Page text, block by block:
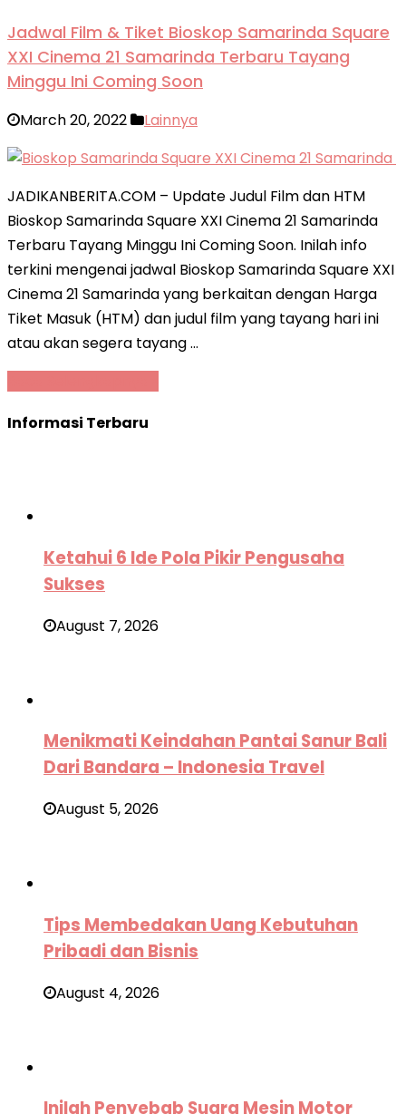
Jadwal Film & Tiket Bioskop Samarinda Square
XXI Cinema 21 Samarinda Terbaru Tayang
Minggu Ini Coming Soon
March 20, 2022 Lainnya
JADIKANBERITA.COM – Update Judul Film dan HTM
Bioskop Samarinda Square XXI Cinema 21 Samarinda
Terbaru Tayang Minggu Ini Coming Soon. Inilah info
terkini mengenai jadwal Bioskop Samarinda Square XXI
Cinema 21 Samarinda yang berkaitan dengan Harga
Tiket Masuk (HTM) dan judul film yang tayang hari ini
atau akan segera tayang …
Informasi Terbaru
Ketahui 6 Ide Pola Pikir Pengusaha
Sukses
August 7, 2026
Menikmati Keindahan Pantai Sanur Bali
Dari Bandara – Indonesia Travel
August 5, 2026
Tips Membedakan Uang Kebutuhan
Pribadi dan Bisnis
August 4, 2026
Inilah Penyebab Suara Mesin Motor